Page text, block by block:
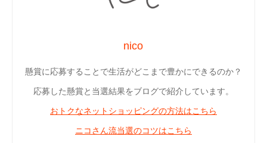
nico
懸賞に応募することで生活がどこまで豊かにできるのか？
応募した懸賞と当選結果をブログで紹介しています。
おトクなネットショッピングの方法はこちら
ニコさん流当選のコツはこちら